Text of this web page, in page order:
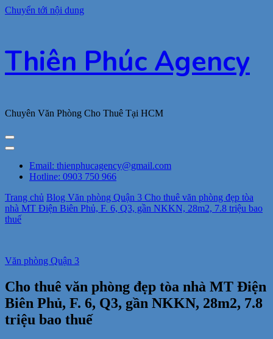
Chuyển tới nội dung
Thiên Phúc Agency
Chuyên Văn Phòng Cho Thuê Tại HCM
Email: thienphucagency@gmail.com
Hotline: 0903 750 966
Trang chủ Blog Văn phòng Quận 3 Cho thuê văn phòng đẹp tòa
nhà MT Điện Biên Phủ, F. 6, Q3, gần NKKN, 28m2, 7.8 triệu bao
thuế
Văn phòng Quận 3
Cho thuê văn phòng đẹp tòa nhà MT Điện
Biên Phủ, F. 6, Q3, gần NKKN, 28m2, 7.8
triệu bao thuế